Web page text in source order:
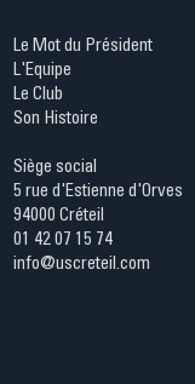
Le Mot du Président
L'Equipe
Le Club
Son Histoire
Siège social
5 rue d'Estienne d'Orves
94000 Créteil
01 42 07 15 74
info@uscreteil.com